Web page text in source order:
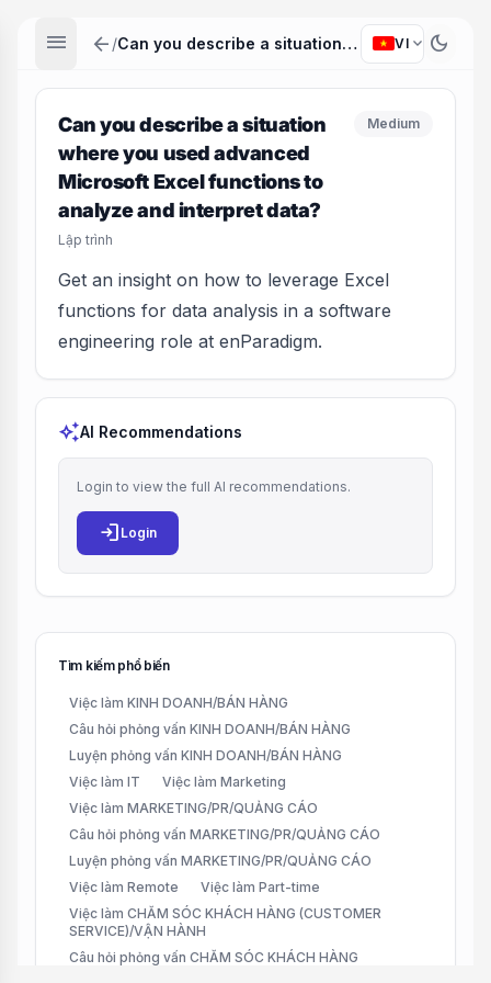
menu arrow_back / Can you describe a situation where you used advanced Microsoft Excel functions to analyze and interpret data? VI expand_more dark_mode
Can you describe a situation
where you used advanced
Microsoft Excel functions to
analyze and interpret data?
Lập trình
Medium
Get an insight on how to leverage Excel
functions for data analysis in a software
engineering role at enParadigm.
auto_awesomeAI Recommendations
Login to view the full AI recommendations.
login Login
Tìm kiếm phổ biến
Việc làm KINH DOANH/BÁN HÀNG
Câu hỏi phỏng vấn KINH DOANH/BÁN HÀNG
Luyện phỏng vấn KINH DOANH/BÁN HÀNG
Việc làm IT
Việc làm Marketing
Việc làm MARKETING/PR/QUẢNG CÁO
Câu hỏi phỏng vấn MARKETING/PR/QUẢNG CÁO
Luyện phỏng vấn MARKETING/PR/QUẢNG CÁO
Việc làm Remote
Việc làm Part-time
Việc làm CHĂM SÓC KHÁCH HÀNG (CUSTOMER
SERVICE)/VẬN HÀNH
Câu hỏi phỏng vấn CHĂM SÓC KHÁCH HÀNG